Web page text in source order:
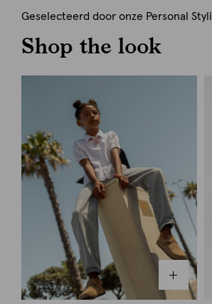
Geselecteerd door onze Personal
Shop the look